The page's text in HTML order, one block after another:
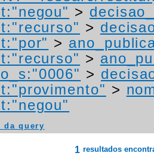
>
>
>
>
>
>
da query
1 resultados